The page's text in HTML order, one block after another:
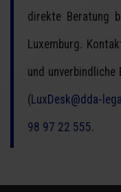
direkte Beratung
Luxemburg.
und
(LuxDesk@dda-
98 97 22 555.